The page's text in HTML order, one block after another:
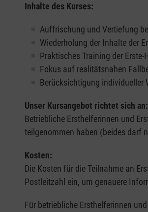
Inhalte des Kurses:
Auffrischung und Vertiefung
Wiederholung der Inhalte der
Praktisches Training der
Fokus auf realitätsnahen
Berücksichtigung individueller
Unser Kursangebot richtet sich an:
Betriebliche Ersthelferinnen und
teilgenommen haben (beides darf
Kosten:
Die Kosten für die Teilnahme an
Postleitzahl ein, um genauere
Für betriebliche Ersthelferinnen